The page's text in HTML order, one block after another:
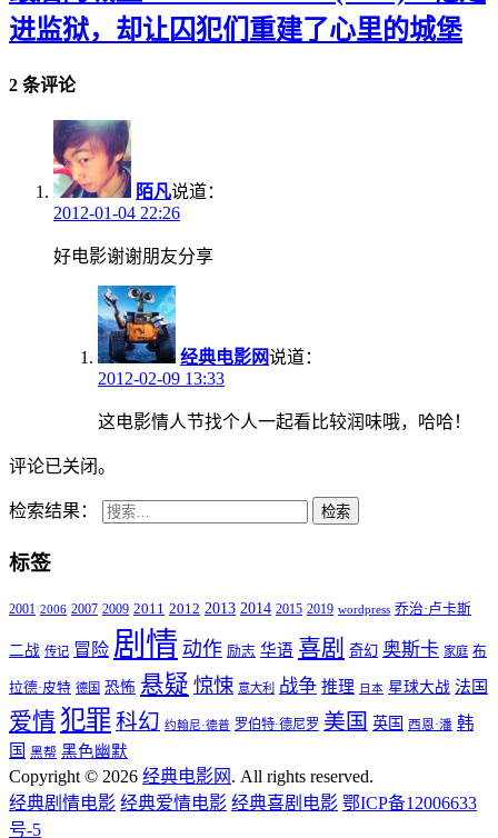
进监狱，却让囚犯们重建了心里的城堡
2 条评论
陌凡说道：
2012-01-04 22:26
好电影谢谢朋友分享
经典电影网说道：
2012-02-09 13:33
这电影情人节找个人一起看比较润味哦，哈哈！
评论已关闭。
检索结果： 检索
标签
2001 2006 2007 2009 2011 2012 2013 2014 2015 2019 wordpress 乔治·卢卡斯
二战 传记 冒险 剧情 动作 励志 华语 喜剧 奇幻 奥斯卡 家庭 布
拉德·皮特 德国 恐怖 悬疑 惊悚 意大利 战争 推理 日本 星球大战 法国
爱情 犯罪科幻 约翰尼·德普 罗伯特·德尼罗 美国 英国 西恩·潘 韩
国 黑帮 黑色幽默
Copyright © 2026 经典电影网 . All rights reserved.
经典剧情电影 经典爱情电影 经典喜剧电影 鄂ICP备12006633
号-5